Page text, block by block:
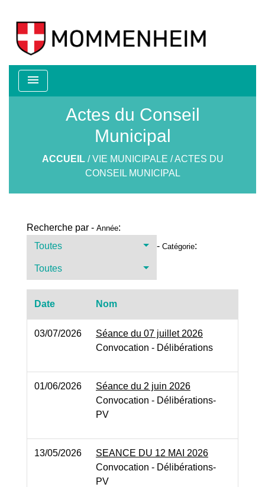
menu
Actes du Conseil
Municipal
ACCUEIL/VIE MUNICIPALE /ACTES DU
CONSEIL MUNICIPAL
Recherche par - Année:
Toutes
- Catégorie:
Toutes
Date Nom
03/07/2026
Séance du 07 juillet 2026
Convocation - Délibérations
01/06/2026
Séance du 2 juin 2026
Convocation - Délibérations-
PV
13/05/2026
SEANCE DU 12 MAI 2026
Convocation - Délibérations-
PV